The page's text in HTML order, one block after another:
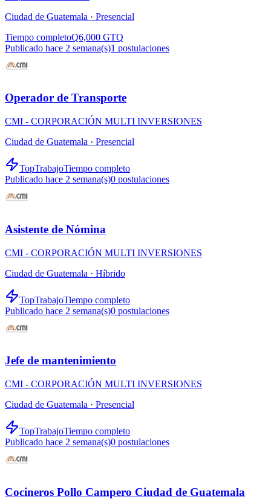
Ciudad de Guatemala · Presencial
Tiempo completoQ6,000 GTQ
Publicado hace 2 semana(s)1 postulaciones
Operador de Transporte
CMI - CORPORACIÓN MULTI INVERSIONES
Ciudad de Guatemala · Presencial
TopTrabajoTiempo completo
Publicado hace 2 semana(s)0 postulaciones
Asistente de Nómina
CMI - CORPORACIÓN MULTI INVERSIONES
Ciudad de Guatemala · Híbrido
TopTrabajoTiempo completo
Publicado hace 2 semana(s)0 postulaciones
Jefe de mantenimiento
CMI - CORPORACIÓN MULTI INVERSIONES
Ciudad de Guatemala · Presencial
TopTrabajoTiempo completo
Publicado hace 2 semana(s)0 postulaciones
Cocineros Pollo Campero Ciudad de Guatemala